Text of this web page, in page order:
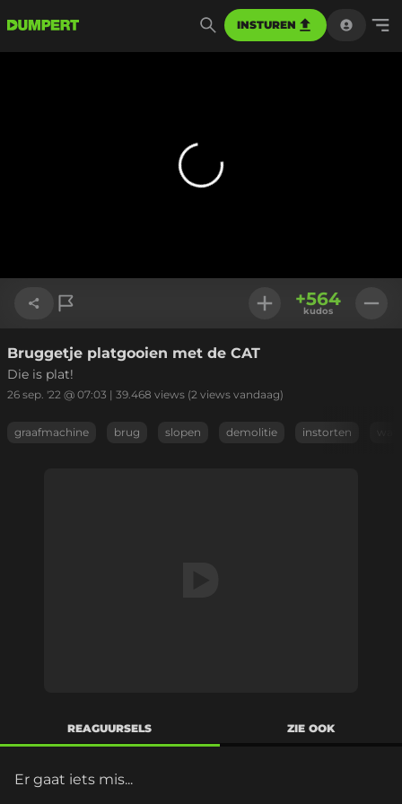
INSTUREN
Link kopiëren
+564
kudos
Bruggetje platgooien met de CAT
Die is plat!
26 sep. '22 @ 07:03 | 39.468 views (2 views vandaag)
graafmachine brug slopen demolitie instorten
REAGUURSELS ZIE OOK
Er gaat iets mis...